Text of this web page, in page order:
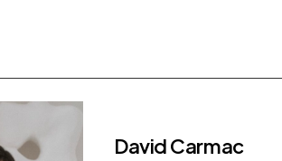
David Carmac